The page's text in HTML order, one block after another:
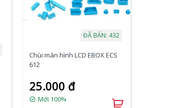
ĐÃ BÁN: 432
Chùi màn hình LCD EBOX ECS
612
25.000 đ
Mới 100%